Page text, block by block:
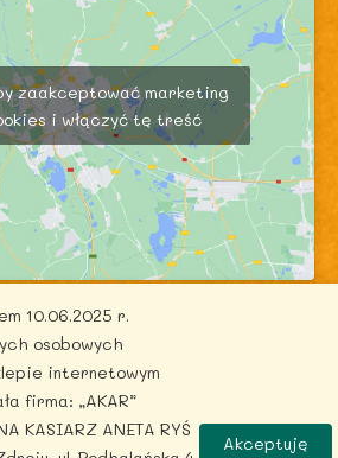
zaakceptować marketing
i włączyć tę treść
zdrowytydzien.pl | Powered by
ITentego.pl
10.06.2025 r.
osobowych
internetowym
firma: „AKAR”
KASIARZ ANETA RYŚ
Akceptuję